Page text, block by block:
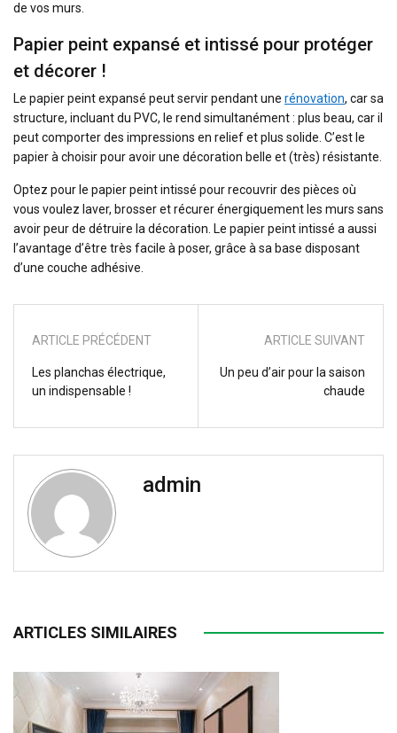
de vos murs.
Papier peint expansé et intissé pour protéger
et décorer !
Le papier peint expansé peut servir pendant une rénovation, car sa
structure, incluant du PVC, le rend simultanément : plus beau, car il
peut comporter des impressions en relief et plus solide. C’est le
papier à choisir pour avoir une décoration belle et (très) résistante.
Optez pour le papier peint intissé pour recouvrir des pièces où
vous voulez laver, brosser et récurer énergiquement les murs sans
avoir peur de détruire la décoration. Le papier peint intissé a aussi
l’avantage d’être très facile à poser, grâce à sa base disposant
d’une couche adhésive.
ARTICLE PRÉCÉDENT
Les planchas électrique,
un indispensable !
ARTICLE SUIVANT
Un peu d’air pour la saison
chaude
admin
ARTICLES SIMILAIRES